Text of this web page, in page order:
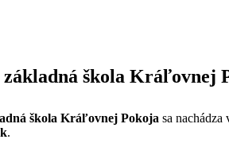
škola Kráľovnej
škola Kráľovnej Pokoja sa
.